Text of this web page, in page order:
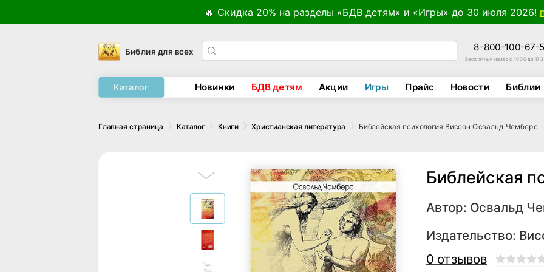
🔥 Скидка 20% на разделы «БДВ детям» и «Игры» до 30 июля 2026!
Библия для всех 8-800-100-67-
Бесплатный номер с 10:00 до
Каталог Новинки БДВ детям Акции Игры Прайс Новости Библии
Главная страница Каталог Книги Христианская литература Библейская психология Виссон Освальд Чемберс
Библейская
Автор: Освальд
Издательство:
0 отзывов